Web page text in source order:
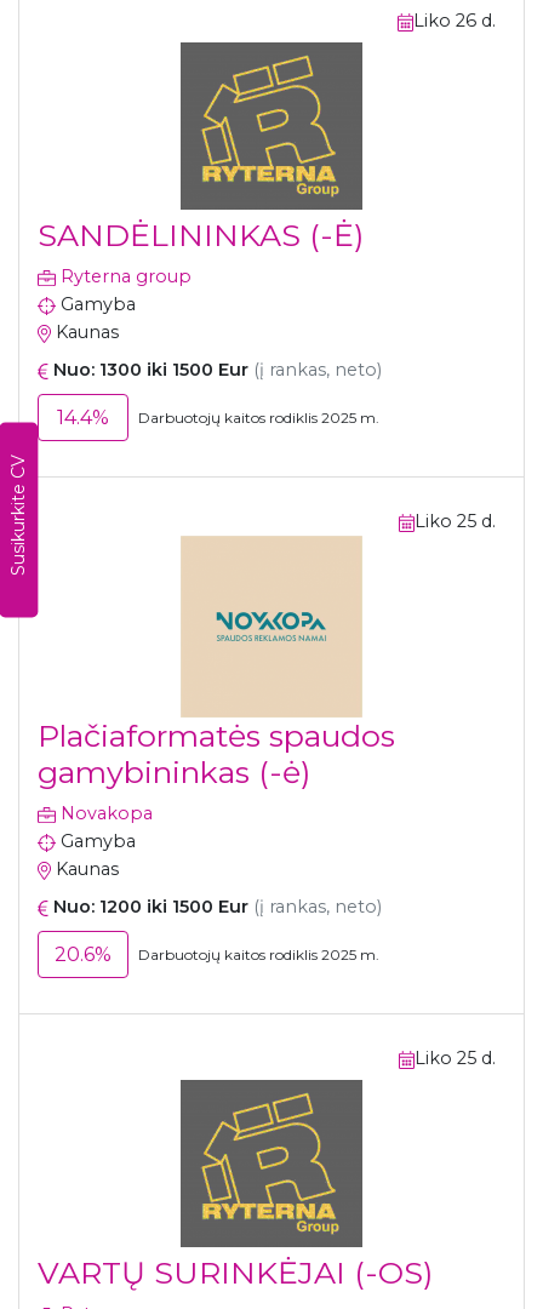
Susikurkite CV
Liko 26 d.
SANDĖLININKAS (-Ė)
Ryterna group
Gamyba
Kaunas
Nuo: 1300 iki 1500 Eur (į rankas, neto)
14.4% Darbuotojų kaitos rodiklis 2025 m.
Liko 25 d.
Plačiaformatės spaudos
gamybininkas (-ė)
Novakopa
Gamyba
Kaunas
Nuo: 1200 iki 1500 Eur (į rankas, neto)
20.6% Darbuotojų kaitos rodiklis 2025 m.
Liko 25 d.
VARTŲ SURINKĖJAI (-OS)